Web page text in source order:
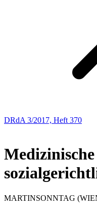
DRdA 3/2017, Heft 370
MARTINSONNTAG